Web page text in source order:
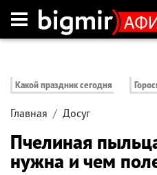
Какой праздник сегодня
Главная Досуг
Пчелиная
нужна и чем